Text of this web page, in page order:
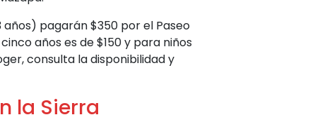
pagarán $350 por el Paseo
años es de $150 y para niños
consulta la disponibilidad y
la Sierra